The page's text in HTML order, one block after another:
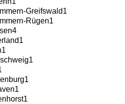
Greifswald1
Rügen1
4
1
1
1
1
1
1